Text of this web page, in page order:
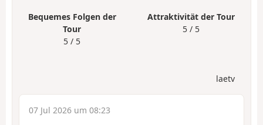
Bequemes Folgen der
Tour
5 / 5
Attraktivität der Tour
5 / 5
laetv
07 Jul 2026 um 08:23